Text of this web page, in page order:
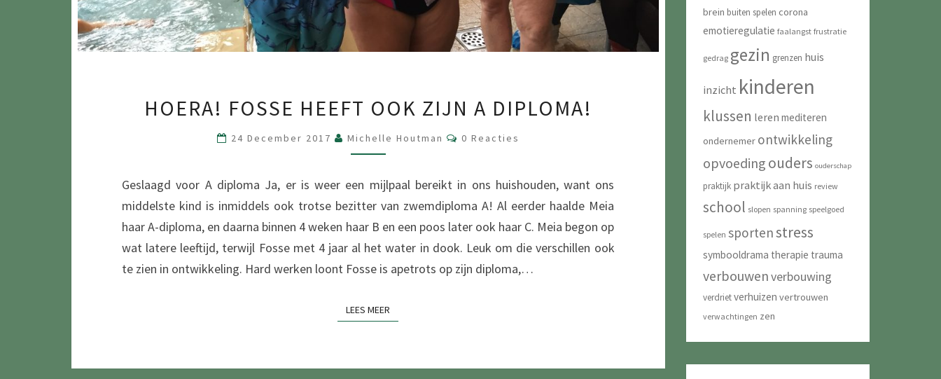
FOSSE
HEEFT
OOK
HOERA! FOSSE HEEFT OOK ZIJN A DIPLOMA!
24 December 2017 Michelle Houtman Reacties
0 Reacties
Geslaagd voor A diploma Ja, er is weer een mijlpaal bereikt in ons huishouden, want ons
middelste kind is inmiddels ook trotse bezitter van zwemdiploma A! Al eerder haalde Meia
haar A-diploma, en daarna binnen 4 weken haar B en een poos later ook haar C. Meia begon op
wat latere leeftijd, terwijl Fosse met 4 jaar al het water in dook. Leuk om die verschillen ook
te zien in ontwikkeling. Hard werken loont Fosse is apetrots op zijn diploma,…
LEES MEER
brein buiten spelen corona
emotieregulatie faalangst frustratie
gedrag gezin grenzen huis
inzicht kinderen
klussen leren mediteren
ondernemer ontwikkeling
opvoeding ouders ouderschap
praktijk praktijk aan huis review
school slopen spanning speelgoed
spelen sportenstress
symbooldrama therapie trauma
verbouwenverbouwing
verdriet verhuizen vertrouwen
verwachtingen zen